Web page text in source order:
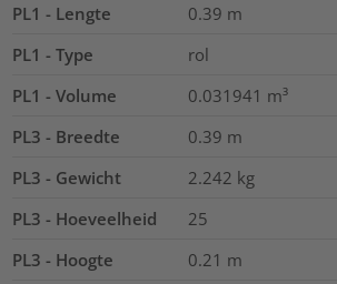
PL1 - Lengte
0.39 m
PL1 - Type
rol
PL1 - Volume
0.031941 m³
PL3 - Breedte
0.39 m
PL3 - Gewicht
2.242 kg
PL3 - Hoeveelheid
25
PL3 - Hoogte
0.21 m